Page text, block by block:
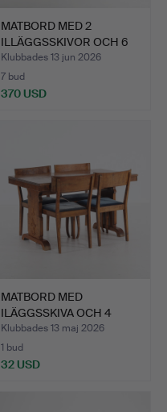
MATBORD MED 2
ILLÄGGSSKIVOR OCH 6
STOLAR, …
Klubbades 13 jun 2026
7 bud
370 USD
MATBORD MED
ILÄGGSSKIVA OCH 4
STOLAR, björ…
Klubbades 13 maj 2026
1 bud
32 USD